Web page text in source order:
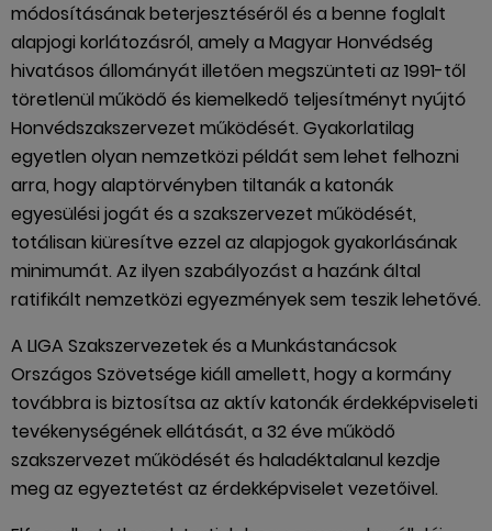
módosításának beterjesztéséről és a benne foglalt
alapjogi korlátozásról, amely a Magyar Honvédség
hivatásos állományát illetően megszünteti az 1991-től
töretlenül működő és kiemelkedő teljesítményt nyújtó
Honvédszakszervezet működését. Gyakorlatilag
egyetlen olyan nemzetközi példát sem lehet felhozni
arra, hogy alaptörvényben tiltanák a katonák
egyesülési jogát és a szakszervezet működését,
totálisan kiüresítve ezzel az alapjogok gyakorlásának
minimumát. Az ilyen szabályozást a hazánk által
ratifikált nemzetközi egyezmények sem teszik lehetővé.
A LIGA Szakszervezetek és a Munkástanácsok
Országos Szövetsége kiáll amellett, hogy a kormány
továbbra is biztosítsa az aktív katonák érdekképviseleti
tevékenységének ellátását, a 32 éve működő
szakszervezet működését és haladéktalanul kezdje
meg az egyeztetést az érdekképviselet vezetőivel.